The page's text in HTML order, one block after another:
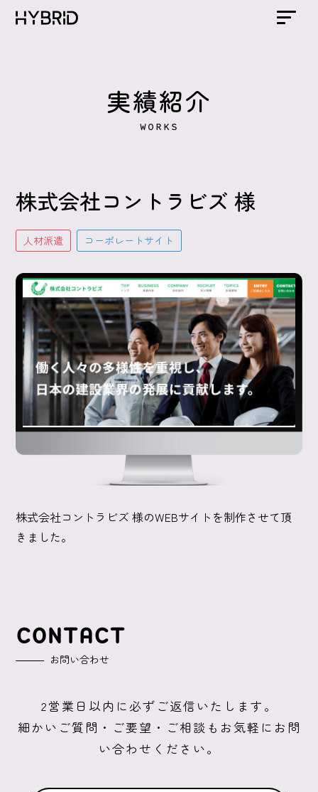
実績紹介
WORKS
株式会社コントラビズ 様
人材派遣 コーポレートサイト
株式会社コントラビズ 様のWEBサイトを制作させて頂
きました。
CONTACT
お問い合わせ
2営業日以内に必ずご返信いたします。
細かいご質問・ご要望・ご相談もお気軽にお問
い合わせください。